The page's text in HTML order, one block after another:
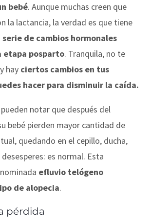
bebé. Aunque muchas creen que
la lactancia, la verdad es que tiene
serie de cambios hormonales
etapa posparto. Tranquila, no te
hay ciertos cambios en tus
hacer para disminuir la caída.
notar que después del
bebé pierden mayor cantidad de
quedando en el cepillo, ducha,
es normal. Esta
efluvio telógeno
de alopecia.
pérdida